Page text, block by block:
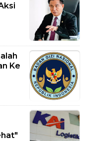
Ke